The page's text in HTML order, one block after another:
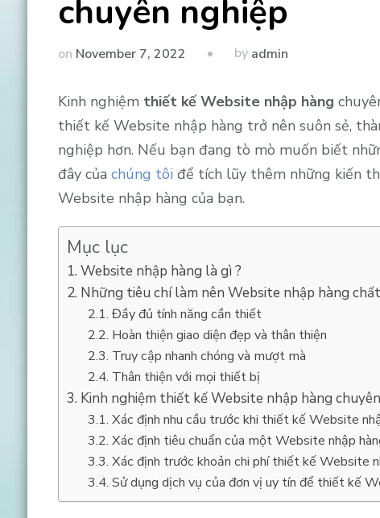
chuyên nghiệp
on November 7, 2022 by admin
Kinh nghiệm thiết kế Website nhập hàng
thiết kế Website nhập hàng trở nên suôn sẻ,
nghiệp hơn. Nếu bạn đang tò mò muốn biết
đây của chúng tôi để tích lũy thêm những kiến
Website nhập hàng của bạn.
Mục lục
Website nhập hàng là gì ?
Những tiêu chí làm nên Website nhập hàng
Đầy đủ tính năng cần thiết
Hoàn thiện giao diện đẹp và thân thiện
Truy cập nhanh chóng và mượt mà
Thân thiện với mọi thiết bị
Kinh nghiệm thiết kế Website nhập hàng
Xác định nhu cầu trước khi thiết kế Website
Xác định tiêu chuẩn của một Website nhập
Xác định trước khoản chi phí thiết kế Website
Sử dụng dịch vụ của đơn vị uy tín để thiết kế